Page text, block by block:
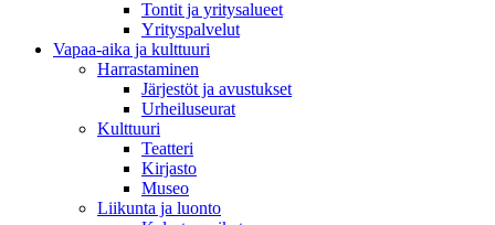
Tontit ja yritysalueet
Yrityspalvelut
Vapaa-aika ja kulttuuri
Harrastaminen
Järjestöt ja avustukset
Urheiluseurat
Kulttuuri
Teatteri
Kirjasto
Museo
Liikunta ja luonto